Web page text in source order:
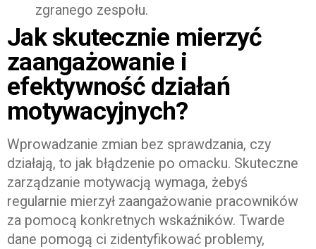
zgranego zespołu.
Jak skutecznie mierzyć
zaangażowanie i
efektywność działań
motywacyjnych?
Wprowadzanie zmian bez sprawdzania, czy
działają, to jak błądzenie po omacku. Skuteczne
zarządzanie motywacją wymaga, żebyś
regularnie mierzył zaangażowanie pracowników
za pomocą konkretnych wskaźników. Twarde
dane pomogą ci zidentyfikować problemy,